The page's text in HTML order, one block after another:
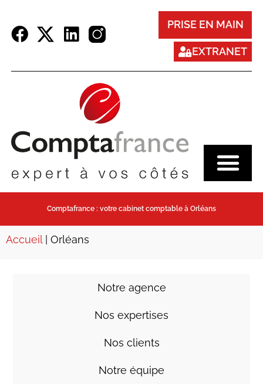
PRISE EN MAIN
EXTRANET
Comptafrance : votre cabinet comptable à Orléans
Accueil| Orléans
Notre agence
Nos expertises
Nos clients
Notre équipe